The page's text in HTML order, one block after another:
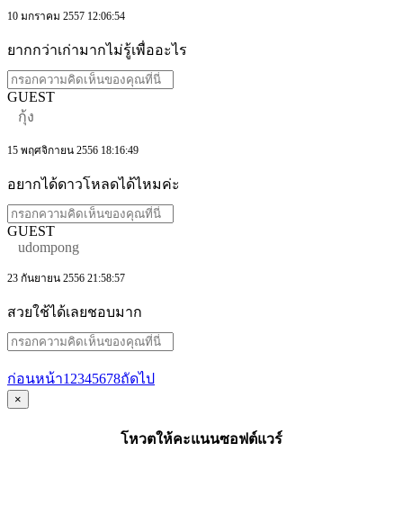
10 มกราคม 2557 12:06:54
ยากกว่าเก่ามากไม่รู้เพื่ออะไร
GUEST
กุ้ง
15 พฤศจิกายน 2556 18:16:49
อยากได้ดาวโหลดได้ไหมค่ะ
GUEST
udompong
23 กันยายน 2556 21:58:57
สวยใช้ได้เลยชอบมาก
ก่อนหน้า1 2345678ถัดไป
×
โหวตให้คะแนนซอฟต์แวร์